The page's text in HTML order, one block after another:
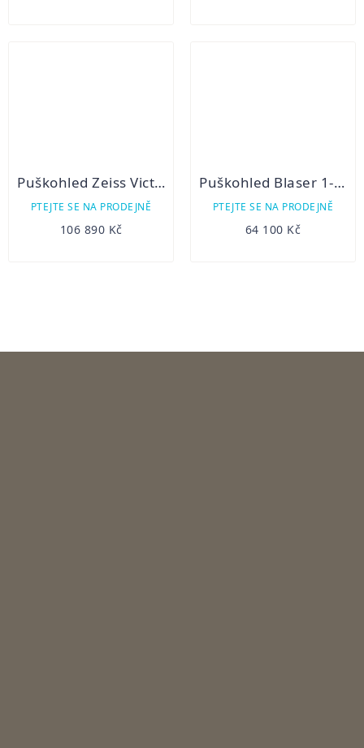
Puškohled Zeiss Victory V8 4,8 – 35 x 60 s ASV -2022
PTEJTE SE NA PRODEJNĚ
106 890 Kč
Puškohled Blaser 1-7×28 iC naháňkový puškohled
PTEJTE SE NA PRODEJNĚ
64 100 Kč